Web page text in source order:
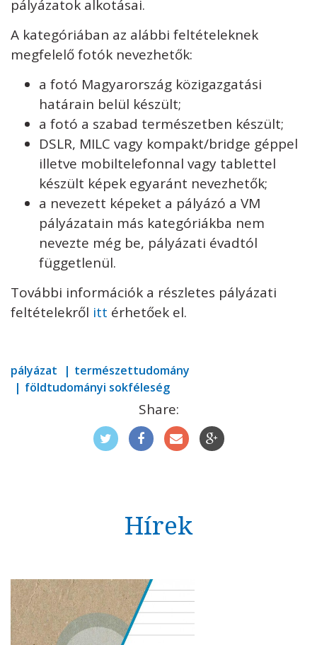
pályázatok alkotásai.
A kategóriában az alábbi feltételeknek
megfelelő fotók nevezhetők:
a fotó Magyarország közigazgatási
határain belül készült;
a fotó a szabad természetben készült;
DSLR, MILC vagy kompakt/bridge géppel
illetve mobiltelefonnal vagy tablettel
készült képek egyaránt nevezhetők;
a nevezett képeket a pályázó a VM
pályázatain más kategóriákba nem
nevezte még be, pályázati évadtól
függetlenül.
További információk a részletes pályázati
feltételekről itt érhetőek el.
pályázat
természettudomány
földtudományi sokféleség
Share:
Hírek